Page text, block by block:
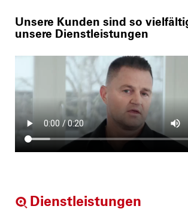
Unsere Kunden sind so
unsere Dienstleistungen
Dienstleistungen